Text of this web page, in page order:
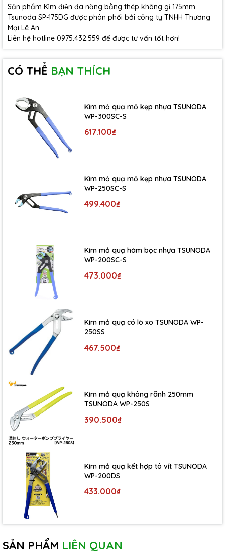
Sản phẩm Kìm điện đa năng bằng thép không gỉ 175mm
Tsunoda SP-175DG được phân phối bởi công ty TNHH Thương
Mại Lê An.
Liên hệ hotline 0975.432.559 để được tư vấn tốt hơn!
CÓ THỂ BẠN THÍCH
Kìm mỏ quạ mỏ kẹp nhựa TSUNODA
WP-300SC-S
617.100₫
Kìm mỏ quạ mỏ kẹp nhựa TSUNODA
WP-250SC-S
499.400₫
Kìm mỏ quạ hàm bọc nhựa TSUNODA
WP-200SC-S
473.000₫
Kìm mỏ quạ có lò xo TSUNODA WP-
250SS
467.500₫
Kìm mỏ quạ không rãnh 250mm
TSUNODA WP-250S
390.500₫
Kìm mỏ quạ kết hợp tô vít TSUNODA
WP-200DS
433.000₫
SẢN PHẨM LIÊN QUAN